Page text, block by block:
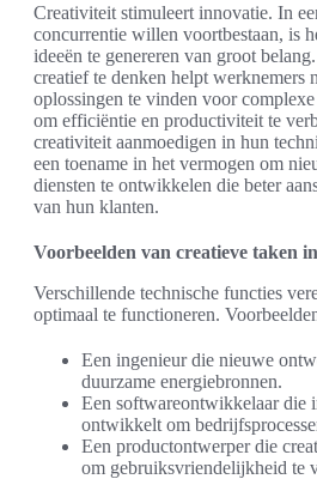
Creativiteit stimuleert innovatie. In
concurrentie willen voortbestaan, is
ideeën te genereren van groot
creatief te denken helpt werknemers
oplossingen te vinden voor
om efficiëntie en productiviteit te
creativiteit aanmoedigen in hun
een toename in het vermogen om
diensten te ontwikkelen die beter
van hun klanten.
Voorbeelden van creatieve taken
Verschillende technische functies
optimaal te functioneren.
Een ingenieur die nieuwe
duurzame energiebronnen.
Een softwareontwikkelaar die
ontwikkelt om
Een productontwerper die
om gebruiksvriendelijkheid te